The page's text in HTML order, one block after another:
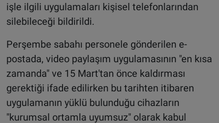
işle ilgili uygulamaları kişisel telefonlarından
silebileceği bildirildi.
Perşembe sabahı personele gönderilen e-
postada, video paylaşım uygulamasının "en kısa
zamanda" ve 15 Mart'tan önce kaldırması
gerektiği ifade edilirken bu tarihten itibaren
uygulamanın yüklü bulunduğu cihazların
"kurumsal ortamla uyumsuz" olarak kabul